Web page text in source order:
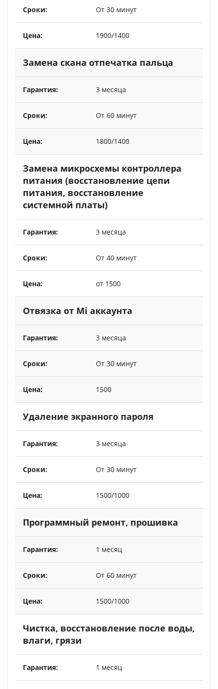
От 30 минут
1900/1400
Замена скана отпечатка пальца
3 месяца
От 60 минут
1800/1400
Замена микросхемы контроллера
питания (восстановление цепи
питания, восстановление
системной платы)
3 месяца
От 40 минут
от 1500
Отвязка от Mi аккаунта
3 месяца
От 30 минут
1500
Удаление экранного пароля
3 месяца
От 30 минут
1500/1000
Программный ремонт, прошивка
1 месяц
От 60 минут
1500/1000
Чистка, восстановление после воды,
влаги, грязи
1 месяц